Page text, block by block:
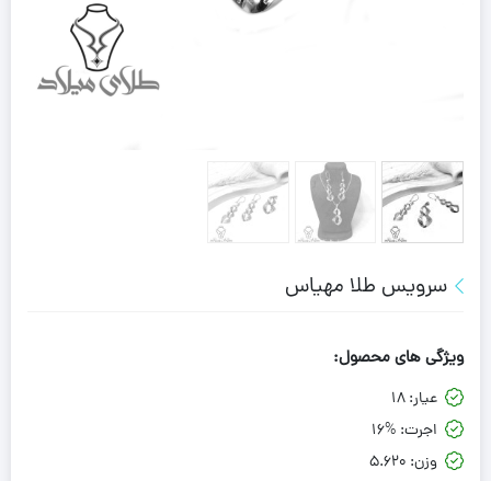
سرویس طلا مهیاس
ویژگی های محصول:
عیار:18
اجرت: 16%
وزن: 5.620